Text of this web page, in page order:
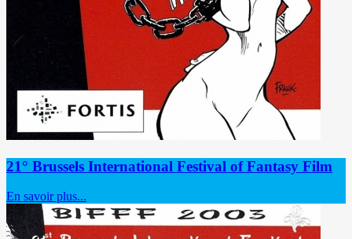
21° Brussels International Festival of Fantasy Film
En savoir plus...